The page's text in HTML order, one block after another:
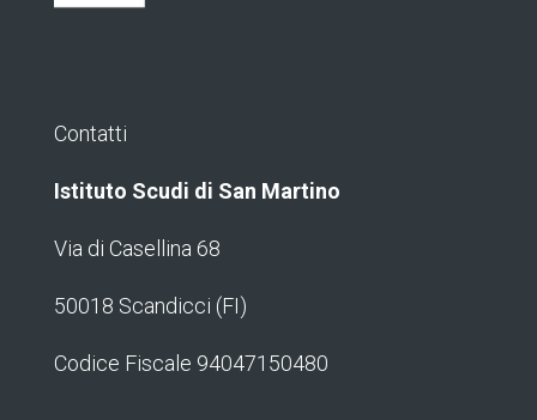
Contatti
Istituto Scudi di San Martino
Via di Casellina 68
50018 Scandicci (FI)
Codice Fiscale 94047150480